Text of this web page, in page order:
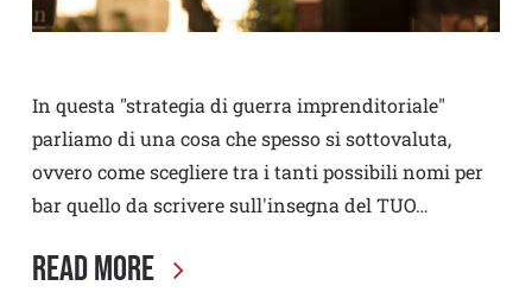
In questa "strategia di guerra imprenditoriale"
parliamo di una cosa che spesso si sottovaluta,
ovvero come scegliere tra i tanti possibili nomi per
bar quello da scrivere sull'insegna del TUO…
Read More